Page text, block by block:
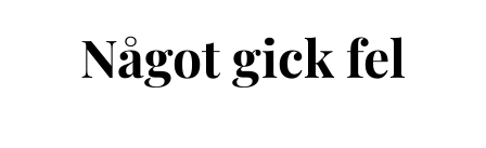
Något gick fel